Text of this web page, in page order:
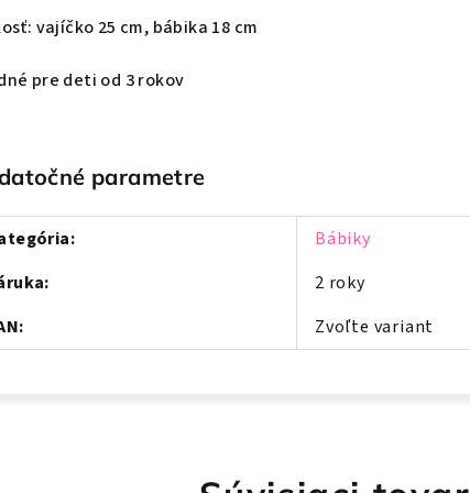
vajíčko 25 cm, bábika 18 cm
pre deti od 3 rokov
parametre
:
Bábiky
:
2 roky
: Zvoľte variant